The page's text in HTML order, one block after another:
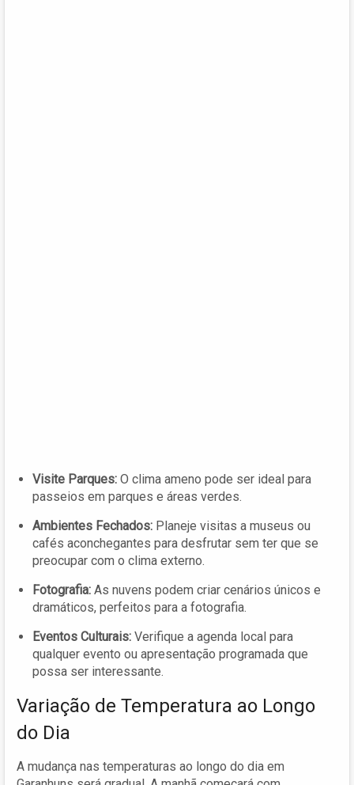
Visite Parques: O clima ameno pode ser ideal para
passeios em parques e áreas verdes.
Ambientes Fechados: Planeje visitas a museus ou
cafés aconchegantes para desfrutar sem ter que se
preocupar com o clima externo.
Fotografia: As nuvens podem criar cenários únicos e
dramáticos, perfeitos para a fotografia.
Eventos Culturais: Verifique a agenda local para
qualquer evento ou apresentação programada que
possa ser interessante.
Variação de Temperatura ao Longo
do Dia
A mudança nas temperaturas ao longo do dia em